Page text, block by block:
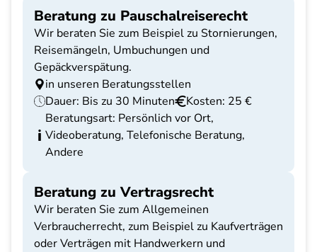
Beratung zu Pauschalreiserecht
Wir beraten Sie zum Beispiel zu Stornierungen,
Reisemängeln, Umbuchungen und
Gepäckverspätung.
in unseren Beratungsstellen
Dauer: Bis zu 30 Minuten
Kosten: 25 €
Beratungsart: Persönlich vor Ort,
Videoberatung, Telefonische Beratung,
Andere
Beratung zu Vertragsrecht
Wir beraten Sie zum Allgemeinen
Verbraucherrecht, zum Beispiel zu Kaufverträgen
oder Verträgen mit Handwerkern und